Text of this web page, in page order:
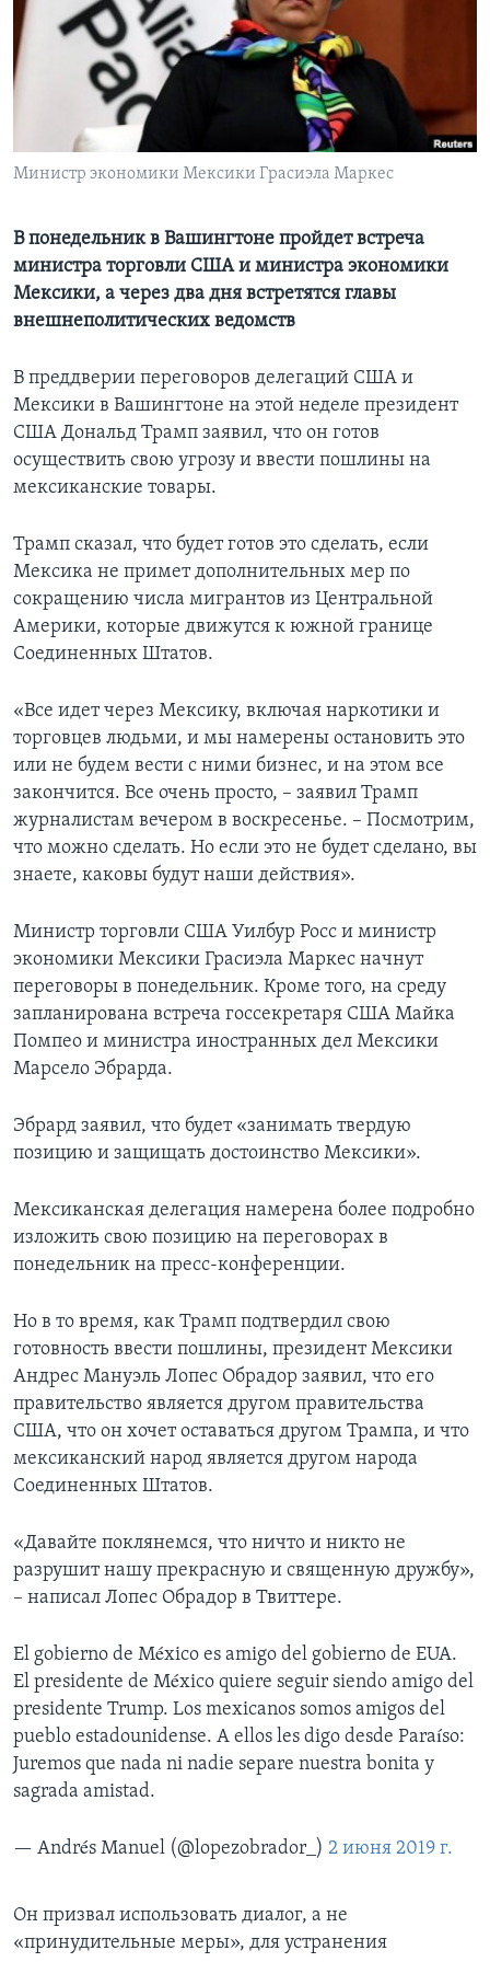
Learning English
СОЦИАЛЬНЫЕ СЕТИ
Министр экономики Мексики Грасиэла Маркес
В понедельник в Вашингтоне пройдет встреча
министра торговли США и министра экономики
Мексики, а через два дня встретятся главы
внешнеполитических ведомств
В преддверии переговоров делегаций США и
Мексики в Вашингтоне на этой неделе президент
США Дональд Трамп заявил, что он готов
осуществить свою угрозу и ввести пошлины на
мексиканские товары.
Трамп сказал, что будет готов это сделать, если
Мексика не примет дополнительных мер по
сокращению числа мигрантов из Центральной
Америки, которые движутся к южной границе
Соединенных Штатов.
«Все идет через Мексику, включая наркотики и
торговцев людьми, и мы намерены остановить это
или не будем вести с ними бизнес, и на этом все
закончится. Все очень просто, – заявил Трамп
журналистам вечером в воскресенье. – Посмотрим,
что можно сделать. Но если это не будет сделано, вы
знаете, каковы будут наши действия».
Министр торговли США Уилбур Росс и министр
экономики Мексики Грасиэла Маркес начнут
переговоры в понедельник. Кроме того, на среду
запланирована встреча госсекретаря США Майка
Помпео и министра иностранных дел Мексики
Марсело Эбрарда.
Эбрард заявил, что будет «занимать твердую
позицию и защищать достоинство Мексики».
Мексиканская делегация намерена более подробно
изложить свою позицию на переговорах в
понедельник на пресс-конференции.
Но в то время, как Трамп подтвердил свою
готовность ввести пошлины, президент Мексики
Андрес Мануэль Лопес Обрадор заявил, что его
правительство является другом правительства
США, что он хочет оставаться другом Трампа, и что
мексиканский народ является другом народа
Соединенных Штатов.
«Давайте поклянемся, что ничто и никто не
разрушит нашу прекрасную и священную дружбу»,
– написал Лопес Обрадор в Твиттере.
El gobierno de México es amigo del gobierno de EUA.
El presidente de México quiere seguir siendo amigo del
presidente Trump. Los mexicanos somos amigos del
pueblo estadounidense. A ellos les digo desde Paraíso:
Juremos que nada ni nadie separe nuestra bonita y
sagrada amistad.
— Andrés Manuel (@lopezobrador_) 2 июня 2019 г.
Он призвал использовать диалог, а не
«принудительные меры», для устранения